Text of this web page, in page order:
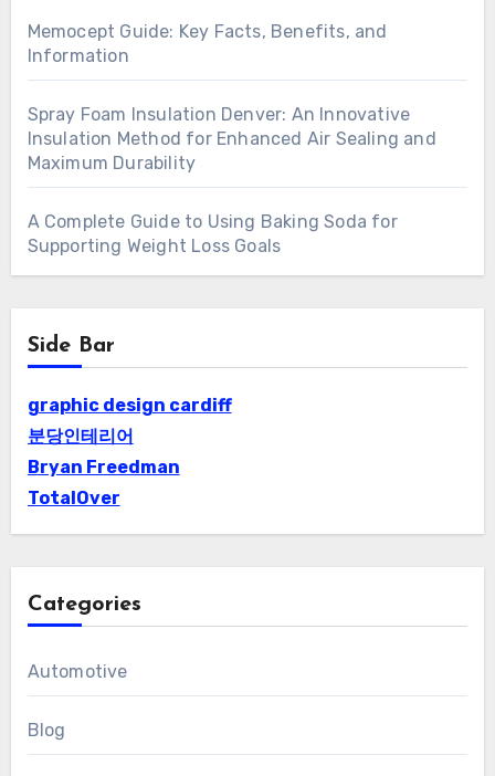
Memocept Guide: Key Facts, Benefits, and
Information
Spray Foam Insulation Denver: An Innovative
Insulation Method for Enhanced Air Sealing and
Maximum Durability
A Complete Guide to Using Baking Soda for
Supporting Weight Loss Goals
Side Bar
graphic design cardiff
분당인테리어
Bryan Freedman
TotalOver
Categories
Automotive
Blog